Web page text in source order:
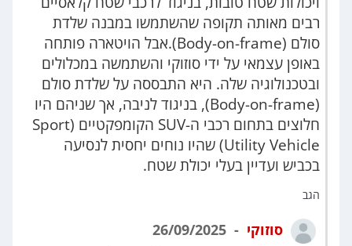
רבים מאותה תקופה שהשתמשו במבנה שלדת
סולם (Body-on-frame).אבל הויטארה פותחה
באופן עצמאי על ידי סוזוקי והשתמשה במכלולים
ובטכנולוגיה שלה. היא התבססה על שלדת סולם
(Body-on-frame), בניגוד לניבה, אך שניהם היו
חלוצים בתחום רכבי ה-SUV הקומפקטיים (Sport
Utility Vehicle) שהיו נוחים יחסית לנסיעה
בכביש ועדיין בעלי יכולת שטח.
הגב
סוזוקי